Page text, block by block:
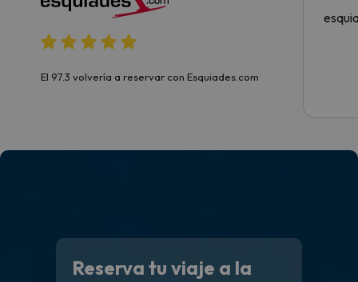
El 97.3 volvería a reservar con Esquiades.com
Reserva tu viaje a la